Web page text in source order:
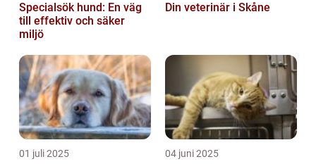
Specialsök hund: En väg
till effektiv och säker
miljö
Din veterinär i Skåne
01 juli 2025 04 juni 2025